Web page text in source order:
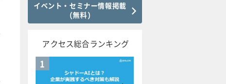
イベント・セミナー情報掲載
(無料)
アクセス総合ランキング
1